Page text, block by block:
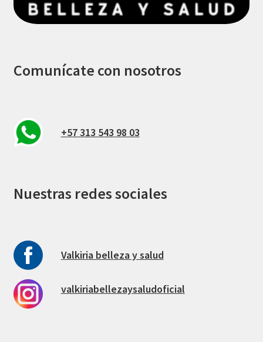
Comunícate con nosotros
+57 313 543 98 03
Nuestras redes sociales
Valkiria belleza y salud
valkiriabellezaysaludoficial